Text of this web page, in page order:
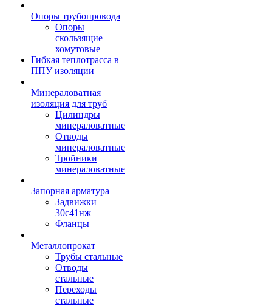
Опоры трубопровода
Опоры
скользящие
хомутовые
Гибкая теплотрасса в
ППУ изоляции
Минераловатная
изоляция для труб
Цилиндры
минераловатные
Отводы
минераловатные
Тройники
минераловатные
Запорная арматура
Задвижки
30с41нж
Фланцы
Металлопрокат
Трубы стальные
Отводы
стальные
Переходы
стальные